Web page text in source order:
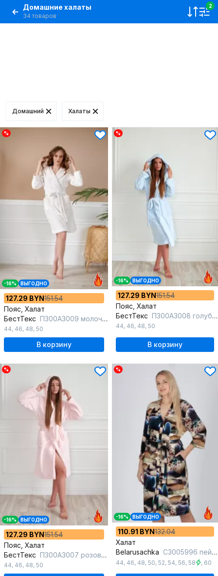
Домашние халаты
34 товаров
2
Домашний Халаты
%
-16% ВЫГОДНО
127.29 BYN151.54
Пояс, Халат
БестТекс П300А3009 молочный
44, 46, 48, 50
В корзину
%
-16% ВЫГОДНО
127.29 BYN151.54
Пояс, Халат
БестТекс П300А3008 голубой
44, 46, 48, 50
В корзину
%
-16% ВЫГОДНО
127.29 BYN151.54
Пояс, Халат
БестТекс П300А3007 розовый
44, 46, 48, 50
%
-16% ВЫГОДНО
110.91 BYN132.04
Халат
Belarusachka С3005996 пейзаж
44, 46, 48, 50, 52, 54, 56, 58 , 60